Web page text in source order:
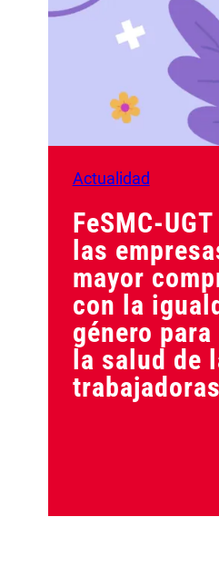
Actualidad
FeSMC-
las
mayor
con la
género
la salud de
trabajadoras